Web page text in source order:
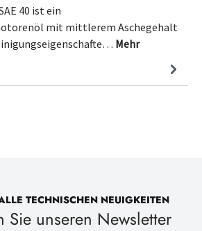
40 ist ein
mit mittlerem Aschegehalt
Mehr
TECHNISCHEN NEUIGKEITEN
Sie unseren Newsletter